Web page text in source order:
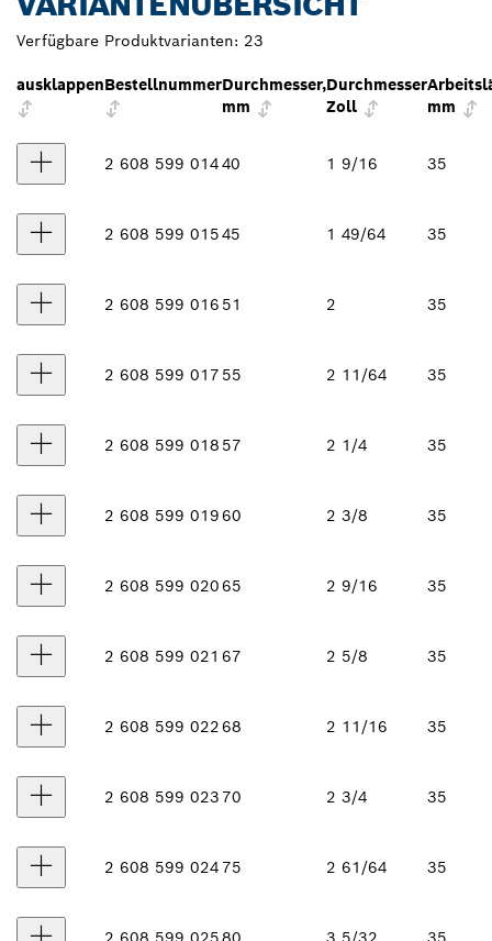
Verfügbare Produktvarianten: 23
ausklappenBestellnummerDurchmesser,
mm
Durchmesser
Zoll
mm
2 608 599 01440 1 9/16 35
2 608 599 01545 1 49/64 35
2 608 599 016 51 2 35
2 608 599 017 55 2 11/64 35
2 608 599 018 57 2 1/4 35
2 608 599 01960 2 3/8 35
2 608 599 02065 2 9/16 35
2 608 599 021 67 2 5/8 35
2 608 599 02268 2 11/16 35
2 608 599 023 70 2 3/4 35
2 608 599 024 75 2 61/64 35